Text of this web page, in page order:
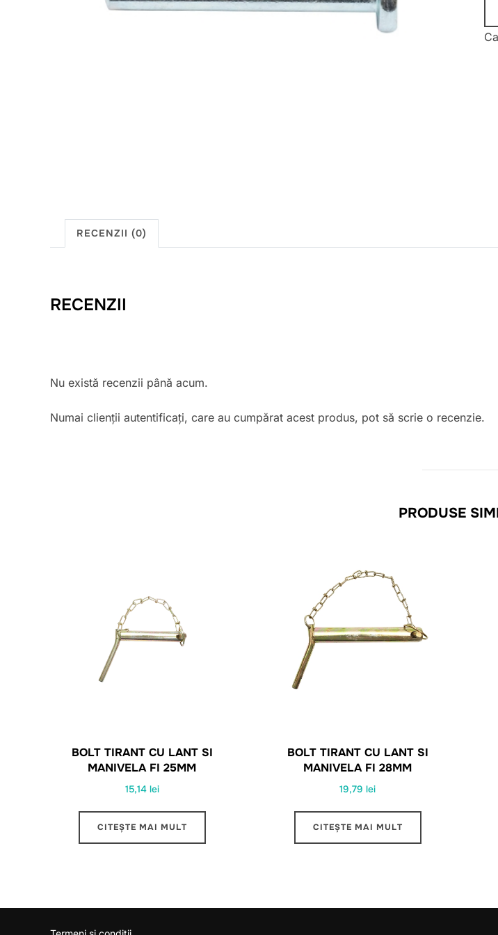
RECENZII (0)
RECENZII
Nu există recenzii până acum.
Numai clienții autentificați, care au cumpărat acest produs, pot să scrie o recenzie.
PRODUSE
BOLT TIRANT CU LANT SI
MANIVELA FI 25MM
15,14 lei
CITEȘTE MAI MULT
BOLT TIRANT CU LANT SI
MANIVELA FI 28MM
19,79lei
CITEȘTE MAI MULT